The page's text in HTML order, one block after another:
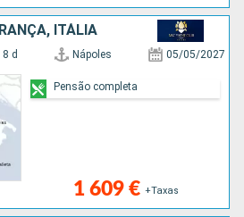
ITÁLIA
8 d Nápoles 05/05/2027
1 609 € +Taxas
Pensão completa